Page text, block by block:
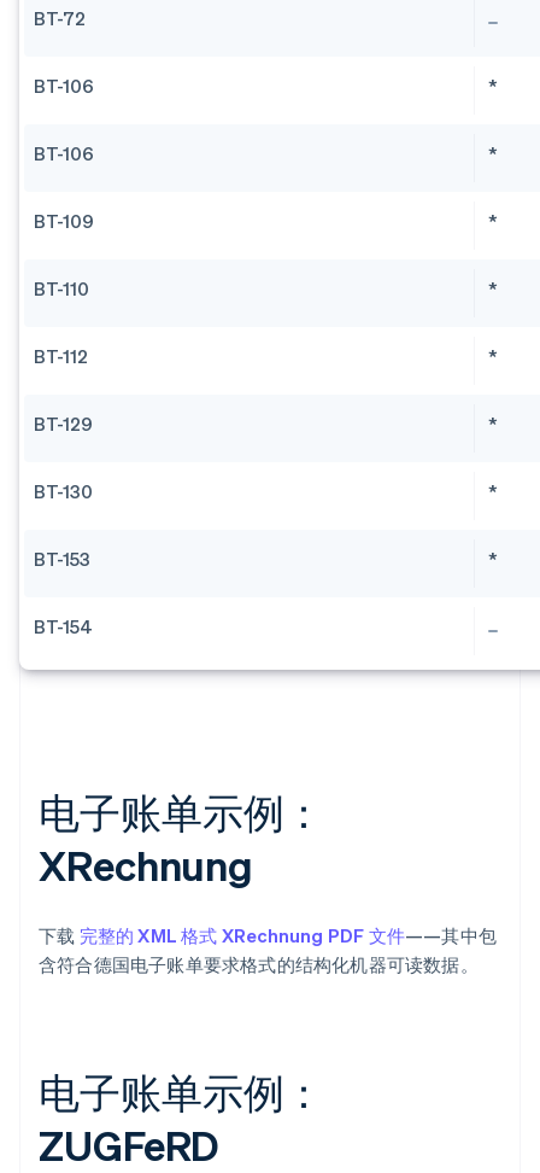
BT-72
BT-106 *
BT-106 *
BT-109 *
BT-110 *
BT-112 *
BT-129 *
BT-130 *
BT-153 *
BT-154
电子账单示例：
XRechnung
下载 完整的 XML 格式 XRechnung PDF 文件——其中包
含符合德国电子账单要求格式的结构化机器可读数据。
电子账单示例：
ZUGFeRD